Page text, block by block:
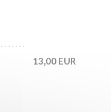
13,00 EUR